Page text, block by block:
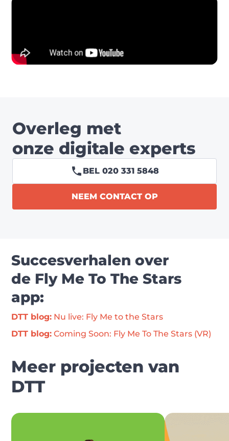
Overleg met
onze digitale experts
BEL 020 331 5848
NEEM CONTACT OP
Succesverhalen over
de Fly Me To The Stars
app:
DTT blog: Nu live: Fly Me to the Stars
DTT blog: Coming Soon: Fly Me To The Stars (VR)
Meer projecten van
DTT